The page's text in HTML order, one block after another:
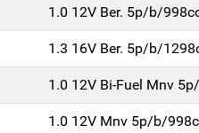
1.0 12V Ber. 5p/b/
1.3 16V Ber. 5p/b/
1.0 12V Bi-Fuel Mnv
1.0 12V Mnv 5p/b/